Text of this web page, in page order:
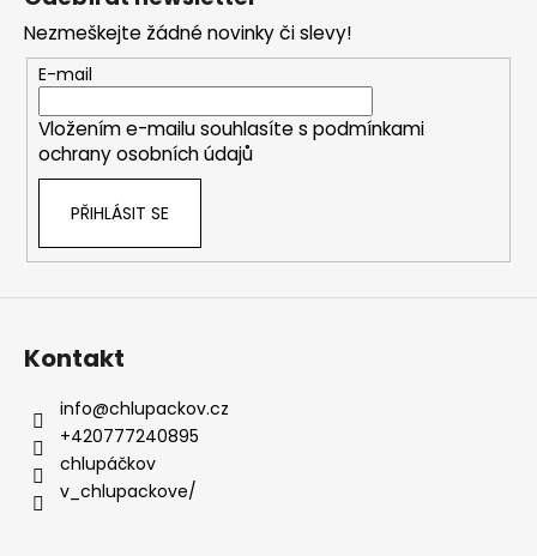
Nezmeškejte žádné novinky či slevy!
E-mail
Vložením e-mailu souhlasíte s podmínkami
ochrany osobních údajů
PŘIHLÁSIT SE
Kontakt
info@chlupackov.cz
+420777240895
chlupáčkov
v_chlupackove/